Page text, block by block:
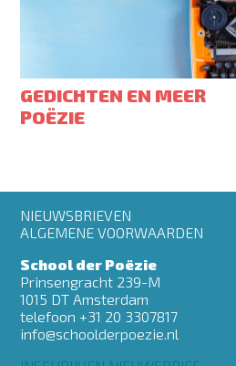
GEDICHTEN EN MEER
POËZIE
Footer
menu
NIEUWSBRIEVEN
ALGEMENE VOORWAARDEN
School der Poëzie
Prinsengracht 239-M
1015 DT Amsterdam
telefoon +31 20 3307817
info@schoolderpoezie.nl